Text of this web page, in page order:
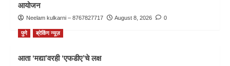
आयोजन
Neelam kulkarni – 8767827717 August 8, 2026 0
पुणे ब्रेकिंग न्यूज़
आता ‘मद्या’वरही ‘एफडीए’चे लक्ष